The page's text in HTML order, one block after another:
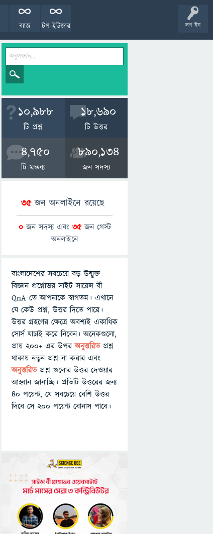
লগ ইন
টপ ইউজার
ব্যাজ
10,988
টি প্রশ্ন
18,690
টি উত্তর
4,750
টি মন্তব্য
890,134
জন সদস্য
35জন অনলাইনে রয়েছে
0জন সদস্য এবং 35জন গেস্ট
অনলাইনে
বাংলাদেশের সবচেয়ে বড় উন্মুক্ত
বিজ্ঞান প্রশ্নোত্তর সাইট সায়েন্স বী
QnA তে আপনাকে স্বাগতম। এখানে
যে কেউ প্রশ্ন, উত্তর দিতে পারে।
উত্তর গ্রহণের ক্ষেত্রে অবশ্যই একাধিক
সোর্স যাচাই করে নিবেন। অনেকগুলো,
প্রায় ২০০+ এর উপরঅনুত্তরিতপ্রশ্ন
থাকায় নতুন প্রশ্ন না করার এবং
অনুত্তরিত প্রশ্ন গুলোর উত্তর দেওয়ার
আহ্বান জানাচ্ছি। প্রতিটি উত্তরের জন্য
৪০ পয়েন্ট, যে সবচেয়ে বেশি উত্তর
দিবে সে ২০০ পয়েন্ট বোনাস পাবে।